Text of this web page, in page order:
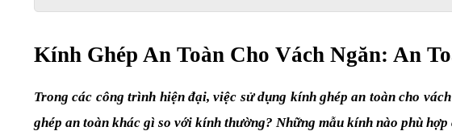
Kính Ghép An Toàn Cho Vách Ngăn: An
Trong các công trình hiện đại, việc sử dụng kính ghép an toàn cho
ghép an toàn khác gì so với kính thường? Những mẫu kính nào phù